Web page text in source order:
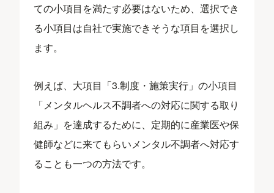
ての小項目を満たす必要はないため、選択でき
る小項目は自社で実施できそうな項目を選択し
ます。
例えば、大項目「3.制度・施策実行」の小項目
「メンタルヘルス不調者への対応に関する取り
組み」を達成するために、定期的に産業医や保
健師などに来てもらいメンタル不調者へ対応す
ることも一つの方法です。